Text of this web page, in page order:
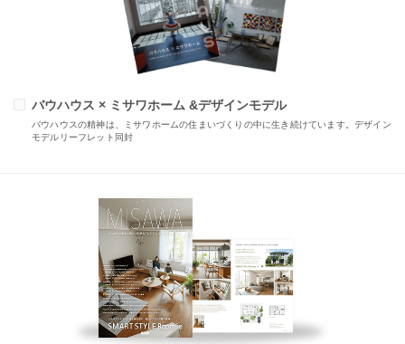
バウハウス × ミサワホーム &デザインモデル
バウハウスの精神は、ミサワホームの住まいづくりの中に生き続けています。デザイン
モデルリーフレット同封